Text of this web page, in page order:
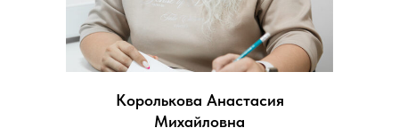
Королькова Анастасия
Михайловна